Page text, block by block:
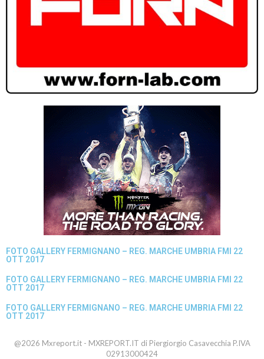
FOTO GALLERY FERMIGNANO – REG. MARCHE UMBRIA FMI 22
OTT 2017
FOTO GALLERY FERMIGNANO – REG. MARCHE UMBRIA FMI 22
OTT 2017
FOTO GALLERY FERMIGNANO – REG. MARCHE UMBRIA FMI 22
OTT 2017
@2026 Mxreport.it - MXREPORT.IT di Piergiorgio Casavecchia P.IVA
02913000424